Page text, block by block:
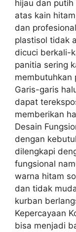
hijau dan
atas kain
dan
plastisol tidak
dicuci berkali-
panitia sering
membutuhkan
Garis-garis
dapat
memberikan
Desain
dengan
dilengkapi
fungsional
warna hitam
dan tidak
kurban
Kepercayaan
bisa menjadi